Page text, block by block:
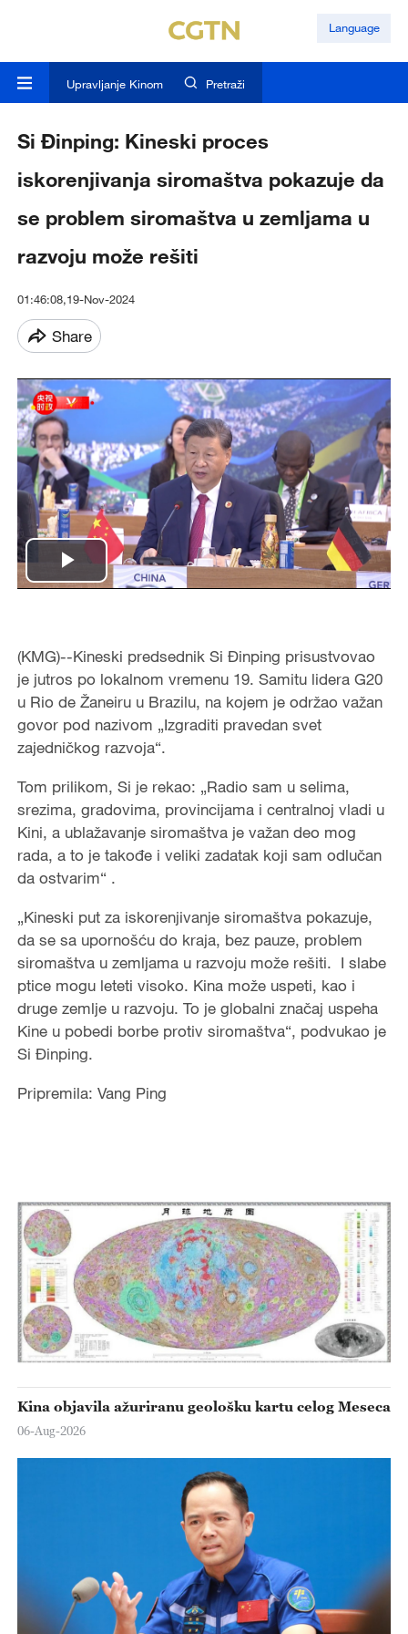
Language
Upravljanje Kinom Pretraži
Si Đinping: Kineski proces
iskorenjivanja siromaštva pokazuje da
se problem siromaštva u zemljama u
razvoju može rešiti
01:46:08,19-Nov-2024
Share
Play
(KMG)--Kineski predsednik Si Đinping prisustvovao
je jutros po lokalnom vremenu 19. Samitu lidera G20
u Rio de Žaneiru u Brazilu, na kojem je održao važan
govor pod nazivom „Izgraditi pravedan svet
zajedničkog razvoja“.
Tom prilikom, Si je rekao: „Radio sam u selima,
srezima, gradovima, provincijama i centralnoj vladi u
Kini, a ublažavanje siromaštva je važan deo mog
rada, a to je takođe i veliki zadatak koji sam odlučan
da ostvarim“ .
„Kineski put za iskorenjivanje siromaštva pokazuje,
da se sa upornošću do kraja, bez pauze, problem
siromaštva u zemljama u razvoju može rešiti. I slabe
ptice mogu leteti visoko. Kina može uspeti, kao i
druge zemlje u razvoju. To je globalni značaj uspeha
Kine u pobedi borbe protiv siromaštva“, podvukao je
Si Đinping.
Pripremila: Vang Ping
Kina objavila ažuriranu geološku kartu celog Meseca
06-Aug-2026